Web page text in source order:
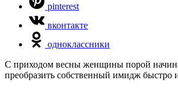
pinterest
вконтакте
одноклассники
С приходом весны женщины порой
преобразить собственный имидж быстро